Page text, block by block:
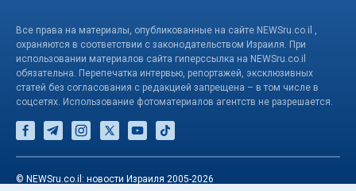
Все права на материалы, опубликованные на сайте NEWSru.co.il ,
охраняются в соответствии с законодательством Израиля. При
использовании материалов сайта гиперссылка на NEWSru.co.il
обязательна. Перепечатка интервью, репортажей, эксклюзивных
статей без согласования с редакцией запрещена – в том числе в
соцсетях. Использование фотоматериалов агентств не разрешается.
© NEWSru.co.il: новости Израиля 2005-2026